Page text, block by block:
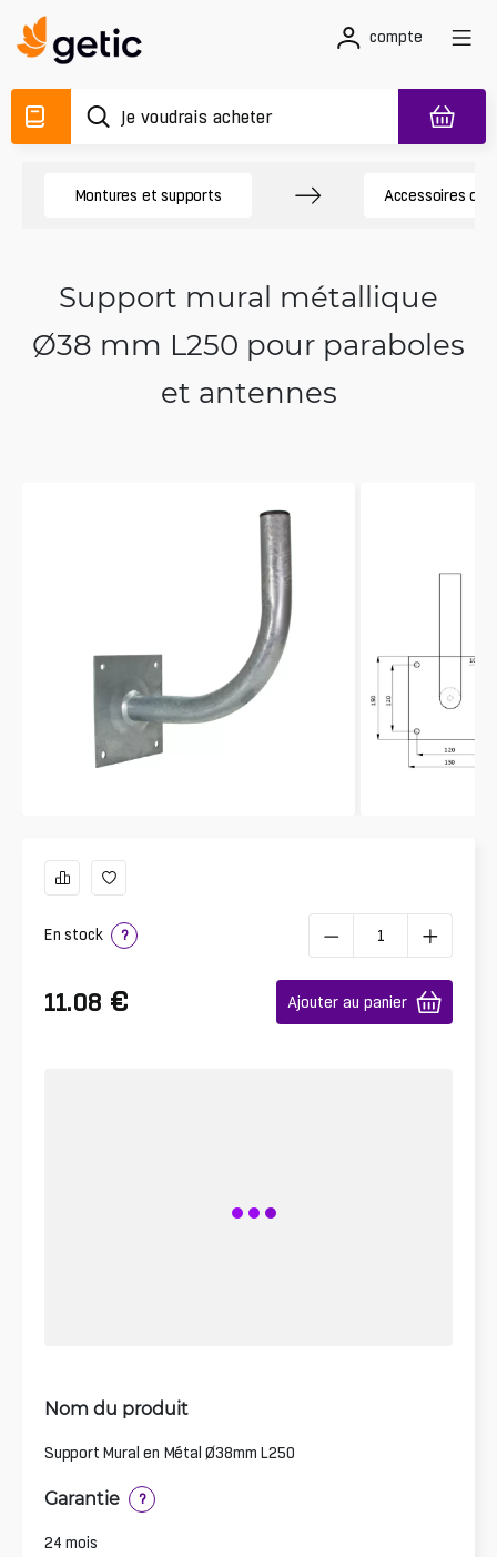
compte
Montures et supports Accessoires de
Support mural métallique
Ø38 mm L250 pour paraboles
et antennes
En stock ?
11.08 € Ajouter au panier
Nom du produit
Support Mural en Métal Ø38mm L250
Garantie ?
24 mois